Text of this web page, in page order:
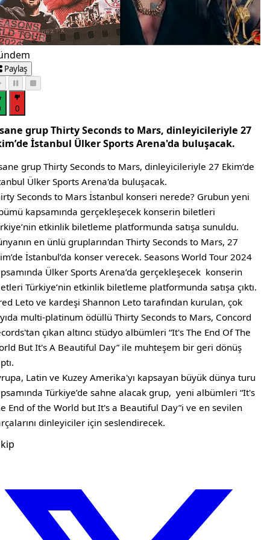
Paylaş
0
grup Thirty Seconds to Mars, dinleyicileriyle 27
İstanbul Ülker Sports Arena'da buluşacak.
grup Thirty Seconds to Mars, dinleyicileriyle 27 Ekim’de
Ülker Sports Arena'da buluşacak.
Seconds to Mars İstanbul konseri nerede? Grubun yeni
kapsamında gerçekleşecek konserin biletleri
etkinlik biletleme platformunda satışa sunuldu.
en ünlü gruplarından Thirty Seconds to Mars, 27
İstanbul’da konser verecek. Seasons World Tour 2024
Ülker Sports Arena’da gerçekleşecek konserin
Türkiye’nin etkinlik biletleme platformunda satışa çıktı.
Leto ve kardeşi Shannon Leto tarafından kurulan, çok
multi-platinum ödüllü Thirty Seconds to Mars, Concord
çıkan altıncı stüdyo albümleri “It's The End Of The
But It's A Beautiful Day” ile muhteşem bir geri dönüş
Latin ve Kuzey Amerika'yı kapsayan büyük dünya turu
Türkiye’de sahne alacak grup, yeni albümleri “It's
End of the World but It's a Beautiful Day”i ve en sevilen
dinleyiciler için seslendirecek.